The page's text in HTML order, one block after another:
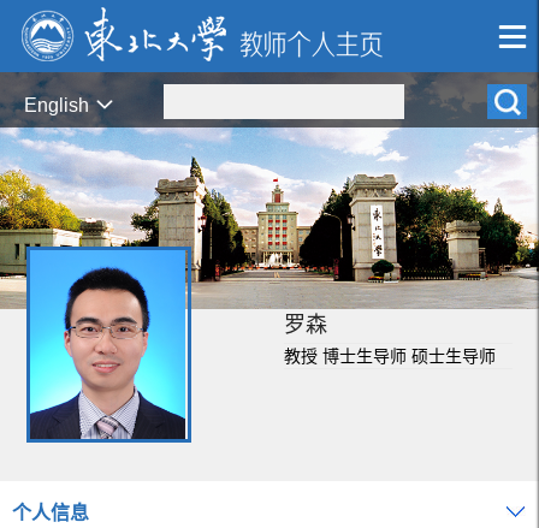
English
罗森
教授 博士生导师 硕士生导师
个人信息